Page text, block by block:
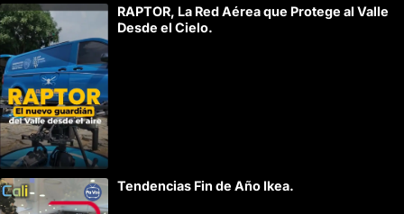
v
e
:
RAPTOR, La Red Aérea que Protege al Valle
Desde el Cielo.
Tendencias Fin de Año Ikea.